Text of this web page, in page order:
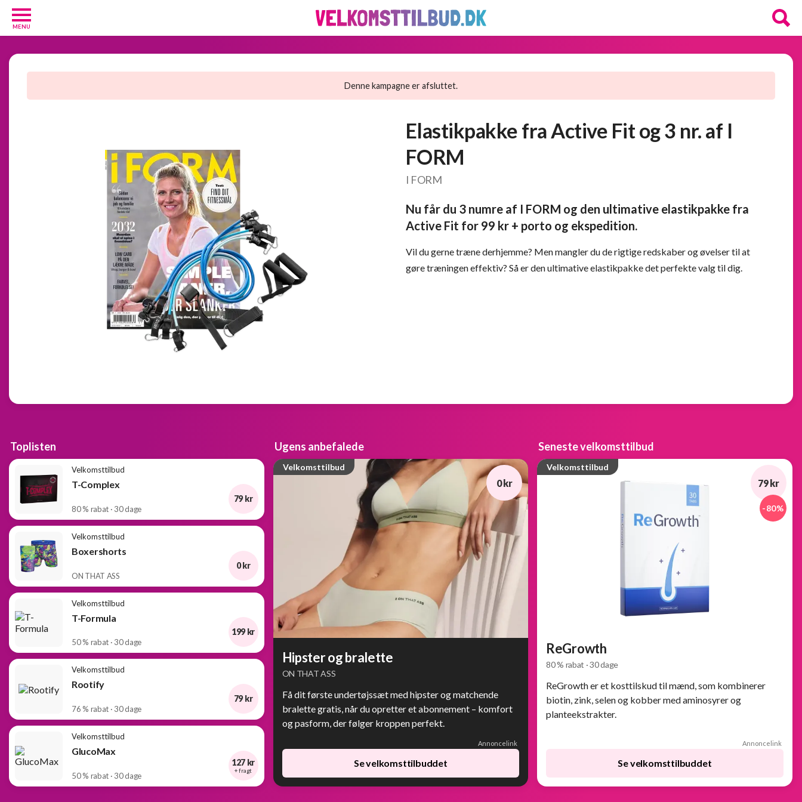
MENU
Denne kampagne er afsluttet.
Elastikpakke fra Active Fit og 3 nr. af I
FORM
I FORM
Nu får du 3 numre af I FORM og den ultimative elastikpakke fra
Active Fit for 99 kr + porto og ekspedition.
Vil du gerne træne derhjemme? Men mangler du de rigtige redskaber og øvelser til at
gøre træningen effektiv? Så er den ultimative elastikpakke det perfekte valg til dig.
Toplisten
Velkomsttilbud
T-Complex
80 % rabat · 30 dage
79 kr
Velkomsttilbud
Boxershorts
ON THAT ASS
0 kr
Velkomsttilbud
T-Formula
50 % rabat · 30 dage
199 kr
Velkomsttilbud
Rootify
76 % rabat · 30 dage
79 kr
Velkomsttilbud
GlucoMax
50 % rabat · 30 dage
127 kr
+ fragt
Ugens anbefalede
Velkomsttilbud
Hipster og bralette
ON THAT ASS
0 kr
Få dit første undertøjssæt med hipster og matchende
bralette gratis, når du opretter et abonnement – komfort
og pasform, der følger kroppen perfekt.
Annoncelink
Se velkomsttilbuddet
Seneste velkomsttilbud
-80%
Velkomsttilbud
ReGrowth
80 % rabat · 30 dage
79 kr
ReGrowth er et kosttilskud til mænd, som kombinerer
biotin, zink, selen og kobber med aminosyrer og
planteekstrakter.
Annoncelink
Se velkomsttilbuddet
Kosttilskud
Underholdning